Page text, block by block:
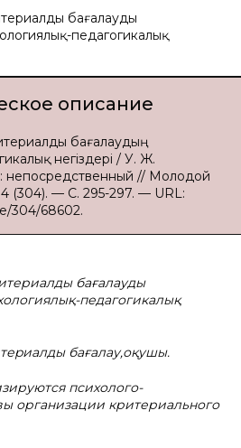
бағалауды
педагогикалық
описание
бағалаудың
негiздеpi / У. Ж.
непосредственный // Молодой
— С. 295-297. — URL:
304/68602.
бағалауды
педагогикалық
бағалау,оқушы.
психолого-
организации критериального